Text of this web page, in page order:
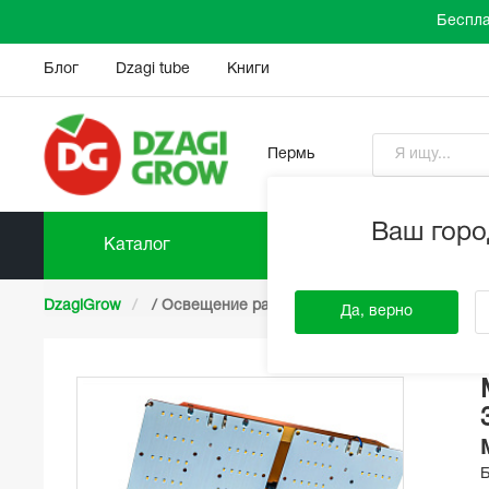
Блог Dzagi tube Книги
Пермь
Ваш
Да, верно
Каталог Прайс-
DzagiGrow / Освещение растений / LED Светильники